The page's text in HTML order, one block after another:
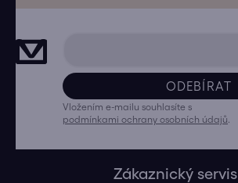
ODEBÍRAT
Vložením e-mailu souhlasíte s
podmínkami ochrany osobních údajů
Zákaznický servis